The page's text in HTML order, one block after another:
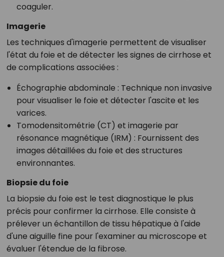
coaguler.
Imagerie
Les techniques d'imagerie permettent de visualiser
l'état du foie et de détecter les signes de cirrhose et
de complications associées :
Échographie abdominale : Technique non invasive
pour visualiser le foie et détecter l'ascite et les
varices.
Tomodensitométrie (CT) et imagerie par
résonance magnétique (IRM) : Fournissent des
images détaillées du foie et des structures
environnantes.
Biopsie du foie
La biopsie du foie est le test diagnostique le plus
précis pour confirmer la cirrhose. Elle consiste à
prélever un échantillon de tissu hépatique à l'aide
d'une aiguille fine pour l'examiner au microscope et
évaluer l'étendue de la fibrose.